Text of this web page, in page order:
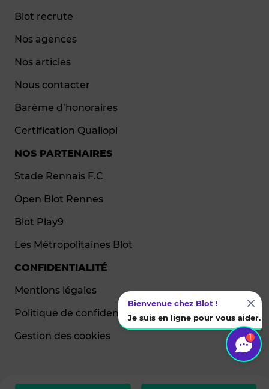
Blot recrute
Nos agences
Nos articles
Nous contacter
Barème d’honoraires
Certification Qualiopi
NOS PARTENAIRES
Stade Rennais F.C
Open Blot Rennes
Blot Play9
Les Métropolitaines Blot
CONFIDENTIALITÉ
Mentions légales
Politique de confidentialité
Gestion des cookies
1
Bienvenue chez Blot !
Je suis en ligne pour vous aider.